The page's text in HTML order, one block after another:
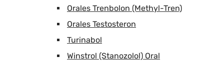
Orales Trenbolon (Methyl-Tren)
Orales Testosteron
Turinabol
Winstrol (Stanozolol) Oral